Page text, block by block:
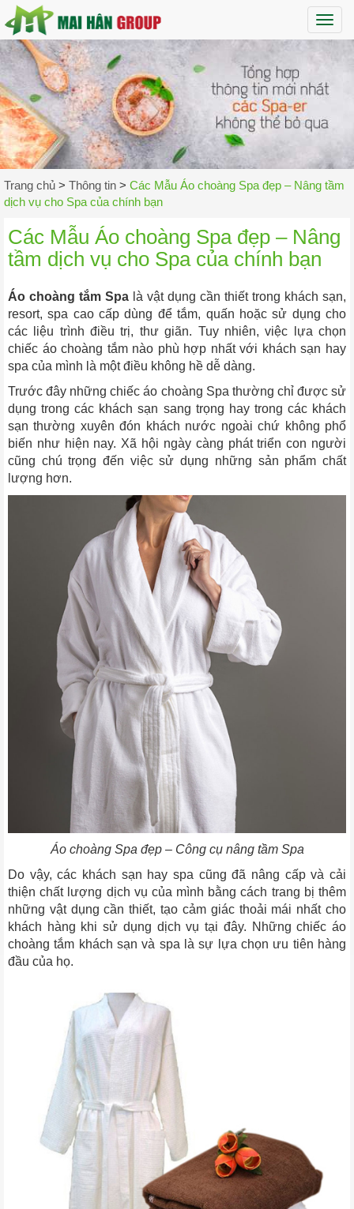
Trang chủ > Thông tin > Các Mẫu Áo choàng Spa đẹp – Nâng tầm
dịch vụ cho Spa của chính bạn
Các Mẫu Áo choàng Spa đẹp – Nâng
tầm dịch vụ cho Spa của chính bạn
Áo choàng tắm Spa là vật dụng cần thiết trong khách sạn,
resort, spa cao cấp dùng để tắm, quấn hoặc sử dụng cho
các liệu trình điều trị, thư giãn. Tuy nhiên, việc lựa chọn
chiếc áo choàng tắm nào phù hợp nhất với khách sạn hay
spa của mình là một điều không hề dễ dàng.
Trước đây những chiếc áo choàng Spa thường chỉ được sử
dụng trong các khách sạn sang trọng hay trong các khách
sạn thường xuyên đón khách nước ngoài chứ không phổ
biến như hiện nay. Xã hội ngày càng phát triển con người
cũng chú trọng đến việc sử dụng những sản phẩm chất
lượng hơn.
Áo choàng Spa đẹp – Công cụ nâng tầm Spa
Do vậy, các khách sạn hay spa cũng đã nâng cấp và cải
thiện chất lượng dịch vụ của mình bằng cách trang bị thêm
những vật dụng cần thiết, tạo cảm giác thoải mái nhất cho
khách hàng khi sử dụng dịch vụ tại đây. Những chiếc áo
choàng tắm khách sạn và spa là sự lựa chọn ưu tiên hàng
đầu của họ.